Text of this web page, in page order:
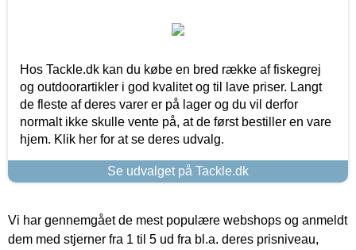
Hos Tackle.dk kan du købe en bred række af fiskegrej
og outdoorartikler i god kvalitet og til lave priser. Langt
de fleste af deres varer er på lager og du vil derfor
normalt ikke skulle vente på, at de først bestiller en vare
hjem. Klik her for at se deres udvalg.
Se udvalget på Tackle.dk
Vi har gennemgået de mest populære webshops og anmeldt
dem med stjerner fra 1 til 5 ud fra bl.a. deres prisniveau,